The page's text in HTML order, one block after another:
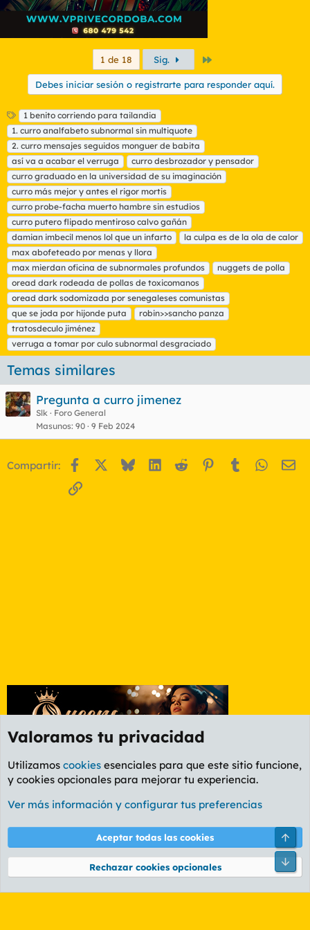
1 de 18 Sig.
Debes iniciar sesión o registrarte para responder aquí.
E
t
i
q
u
e
t
a
s
1 benito corriendo para tailandia
1. curro analfabeto subnormal sin multiquote
2. curro mensajes seguidos monguer de babita
así va a acabar el verruga
curro desbrozador y pensador
curro graduado en la universidad de su imaginación
curro más mejor y antes el rigor mortis
curro probe-facha muerto hambre sin estudios
curro putero flipado mentiroso calvo gañán
damian imbecil menos lol que un infarto
la culpa es de la ola de calor
max abofeteado por menas y llora
max mierdan oficina de subnormales profundos
nuggets de polla
oread dark rodeada de pollas de toxicomanos
oread dark sodomizada por senegaleses comunistas
que se joda por hijonde puta
robin>>sancho panza
tratosdeculo jiménez
verruga a tomar por culo subnormal desgraciado
Temas similares
Pregunta a curro jimenez
Slk
Foro General
Masunos 90 9 Feb 2024
Compartir: Facebook BlueskyLinkedIn
Reddit Pinterest
Tumblr
Enlace
Foro General
Cookies
PL OLDSTYLE AMARILLO
Términos y reglas Política de privacidad Ayuda
Community platform by XenForo® © 2010-2026 XenForo Ltd.
Valoramos tu privacidad
Utilizamos cookies esenciales para que este sitio funcione,
y cookies opcionales para mejorar tu experiencia.
Ver más información y configurar tus preferencias
Aceptar todas las cookies
Rechazar cookies opcionales
Pie